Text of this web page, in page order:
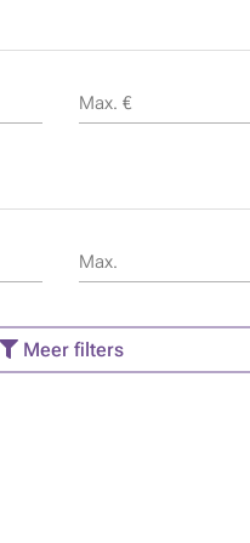
Max. €
Max.
Meer filters